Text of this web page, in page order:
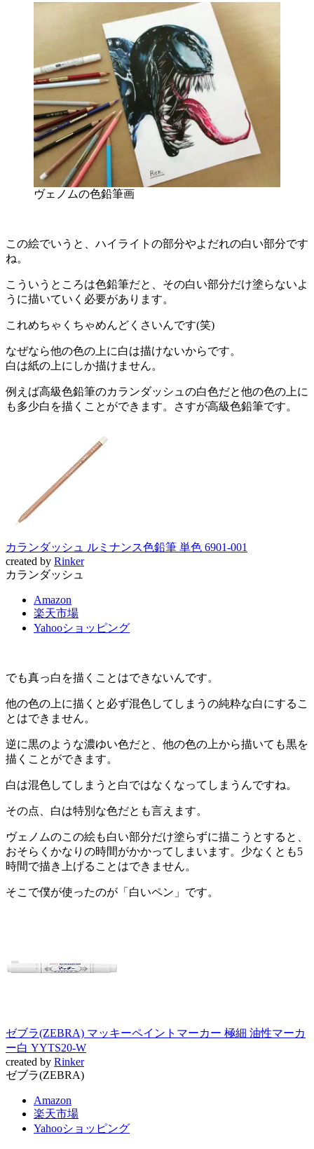
ヴェノムの色鉛筆画
この絵でいうと、ハイライトの部分やよだれの白い部分です
ね。
こういうところは色鉛筆だと、その白い部分だけ塗らないよ
うに描いていく必要があります。
これめちゃくちゃめんどくさいんです(笑)
なぜなら他の色の上に白は描けないからです。
白は紙の上にしか描けません。
例えば高級色鉛筆のカランダッシュの白色だと他の色の上に
も多少白を描くことができます。さすが高級色鉛筆です。
カランダッシュ ルミナンス色鉛筆 単色 6901-001
created by Rinker
カランダッシュ
Amazon
楽天市場
Yahooショッピング
でも真っ白を描くことはできないんです。
他の色の上に描くと必ず混色してしまうの純粋な白にするこ
とはできません。
逆に黒のような濃ゆい色だと、他の色の上から描いても黒を
描くことができます。
白は混色してしまうと白ではなくなってしまうんですね。
その点、白は特別な色だとも言えます。
ヴェノムのこの絵も白い部分だけ塗らずに描こうとすると、
おそらくかなりの時間がかかってしまいます。少なくとも5
時間で描き上げることはできません。
そこで僕が使ったのが「白いペン」です。
ゼブラ(ZEBRA) マッキーペイントマーカー 極細 油性マーカ
ー白 YYTS20-W
created by Rinker
ゼブラ(ZEBRA)
Amazon
楽天市場
Yahooショッピング